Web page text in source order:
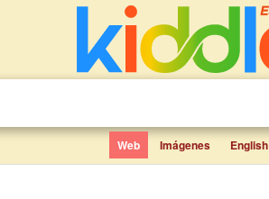
Web Imágenes English